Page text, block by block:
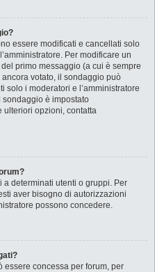
essere modificati e cancellati solo
Per modificare un
del primo messaggio (a cui è sempre
votato, il sondaggio può
solo i moderatori e l’amministratore
è impostato
ulteriori opzioni, contatta
determinati utenti o gruppi. Per
aver bisogno di autorizzazioni
possono concedere.
concessa per forum, per